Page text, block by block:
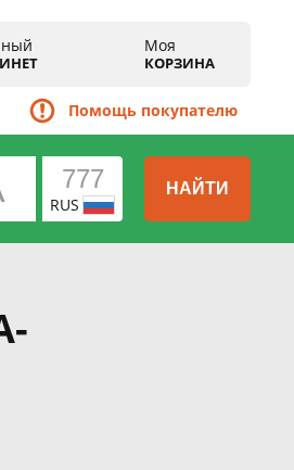
Моя
КОРЗИНА
Помощь покупателю
RUS
НАЙТИ